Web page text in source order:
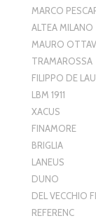
MARCO
ALTEA MILANO
MAURO
TRAMAROSSA
FILIPPO DE
LBM 1911
XACUS
FINAMORE
BRIGLIA
LANEUS
DUNO
DEL VECCHIO
REFERENC